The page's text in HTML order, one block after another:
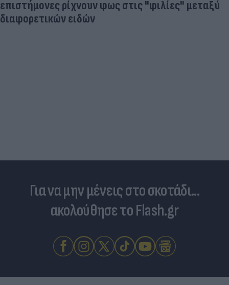
επιστήμονες ρίχνουν φως στις "φιλίες" μεταξύ
διαφορετικών ειδών
Για να μην μένεις στο σκοτάδι...
ακολούθησε το Flash.gr